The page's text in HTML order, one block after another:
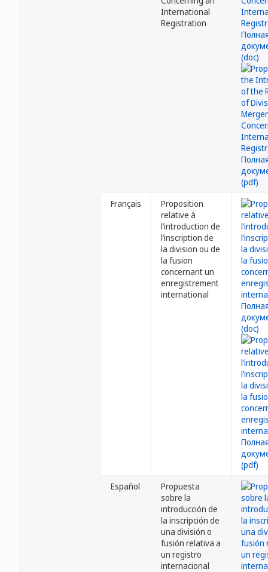
International
Registration
Français
Proposition
relative à
l’introduction de
l’inscription de
la division ou de
la fusion
concernant un
enregistrement
international
Español
Propuesta
sobre la
introducción de
la inscripción de
una división o
fusión relativa a
un registro
internacional